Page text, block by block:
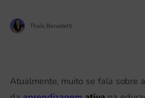
Thaís Benedetti
Atualmente, muito se fala sobre